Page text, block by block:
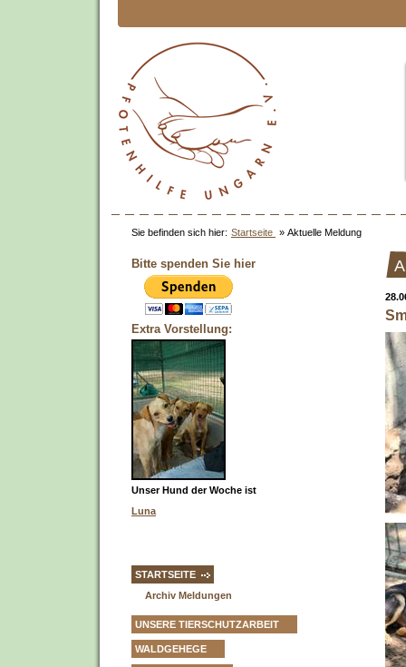
Sie befinden sich hier: Startseite » Aktuelle Meldung
Bitte spenden Sie hier
Extra Vorstellung:
Unser Hund der Woche ist
Luna
STARTSEITE
Archiv Meldungen
UNSERE TIERSCHUTZARBEIT
WALDGEHEGE